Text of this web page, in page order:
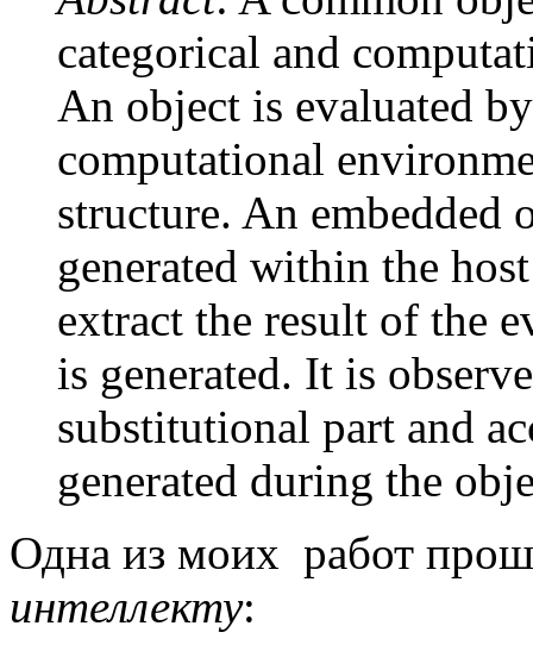
categorical and
An object is evaluated
computational
structure. An embedded
generated within the
extract the result of the
is generated. It is
substitutional part and
generated during the
Одна из моих работ
интеллекту: